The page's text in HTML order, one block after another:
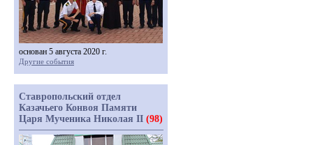
основан 5 августа 2020 г.
Другие события
Ставропольский отдел
Казачьего Конвоя Памяти
Царя Мученика Николая II (98)